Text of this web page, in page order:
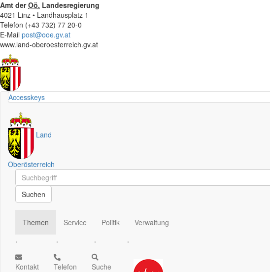
Amt derOö. Landesregierung
4021 Linz • Landhausplatz 1
Telefon (+43 732) 77 20-0
E-Mail post@ooe.gv.at
www.land-oberoesterreich.gv.at
Accesskeys
Land
Oberösterreich
Schnellsuche
Schnellsuche
Suchen
Themen
.
Service
.
Politik
.
Verwaltung
.
Kontakt
Telefon
Suche